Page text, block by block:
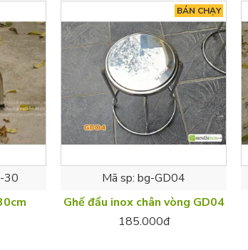
30
BÁN CHẠY
Mã sp: bg-GD04
Ghế đẩu inox chân vòng GD04
185.000đ